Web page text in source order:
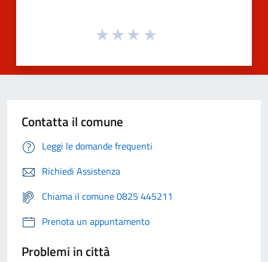
Contatta il comune
Leggi le domande frequenti
Richiedi Assistenza
Chiama il comune 0825 445211
Prenota un appuntamento
Problemi in città